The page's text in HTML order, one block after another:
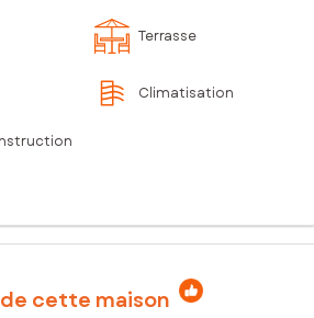
Terrasse
Climatisation
cette maison